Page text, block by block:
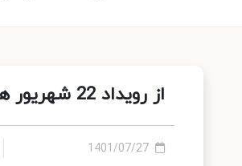
از رویداد 22 شهریور هواوی چه انتظاراتی داشته باشیم؟
1401/07/27